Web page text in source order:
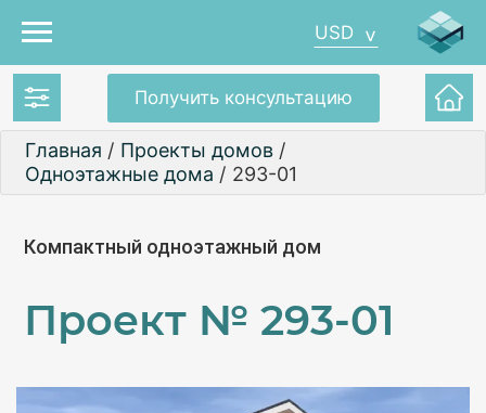
Получить консультацию
USD
Главная / Проекты домов /
Одноэтажные дома / 293-01
Компактный одноэтажный дом
Проект № 293-01